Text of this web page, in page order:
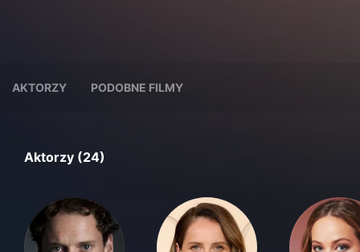
AKTORZY PODOBNE FILMY
Aktorzy (24)